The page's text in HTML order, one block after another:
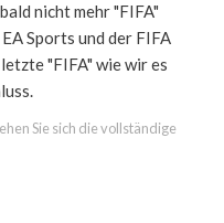
nicht mehr "FIFA"
Sports und der FIFA
"FIFA" wie wir es
Sie sich die vollständige